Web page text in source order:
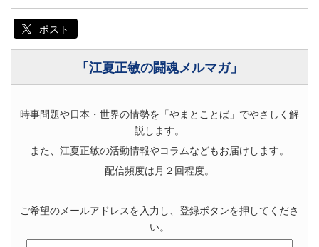
ポスト
「江夏正敏の闘魂メルマガ」
時事問題や日本・世界の情勢を「やまとことば」でやさしく解
説します。
また、江夏正敏の活動情報やコラムなどもお届けします。
配信頻度は月２回程度。
ご希望のメールアドレスを入力し、登録ボタンを押してくださ
い。